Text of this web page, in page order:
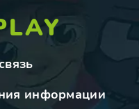
информации